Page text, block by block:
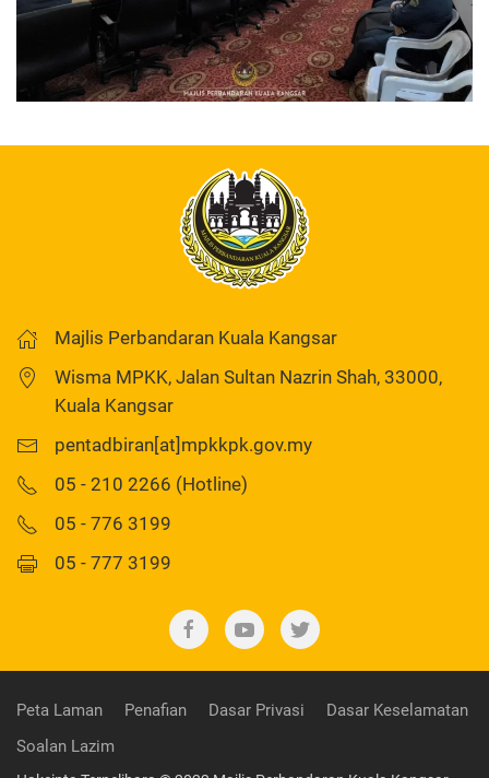
Majlis Perbandaran Kuala Kangsar
Wisma MPKK, Jalan Sultan Nazrin Shah, 33000,
Kuala Kangsar
pentadbiran[at]mpkkpk.gov.my
05 - 210 2266 (Hotline)
05 - 776 3199
05 - 777 3199
Peta Laman Penafian Dasar Privasi
Dasar Keselamatan
Soalan Lazim